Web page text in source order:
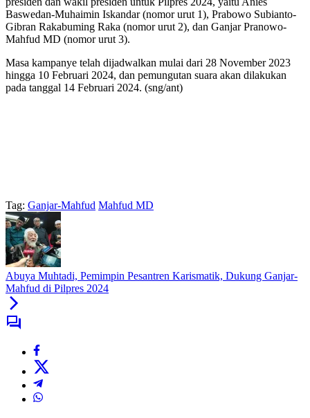
Baswedan-Muhaimin Iskandar (nomor urut 1), Prabowo Subianto-
Gibran Rakabuming Raka (nomor urut 2), dan Ganjar Pranowo-
Mahfud MD (nomor urut 3).
Masa kampanye telah dijadwalkan mulai dari 28 November 2023
hingga 10 Februari 2024, dan pemungutan suara akan dilakukan
pada tanggal 14 Februari 2024. (sng/ant)
Tag: Ganjar-Mahfud Mahfud MD
Abuya Muhtadi, Pemimpin Pesantren Karismatik, Dukung Ganjar-
Mahfud di Pilpres 2024